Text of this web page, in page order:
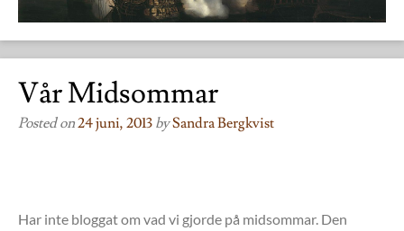
Vår Midsommar
Posted on24 juni, 2013 bySandra Bergkvist
Har inte bloggat om vad vi gjorde på midsommar. Den